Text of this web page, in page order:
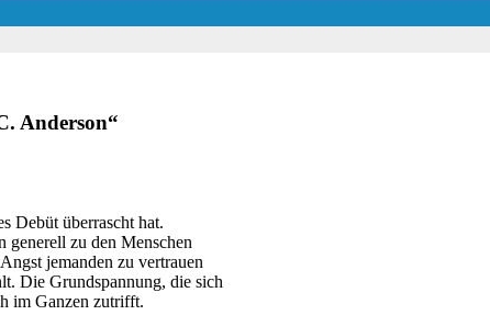
Anderson“
Debüt überrascht hat.
generell zu den Menschen
jemanden zu vertrauen
Die Grundspannung, die sich
im Ganzen zutrifft.